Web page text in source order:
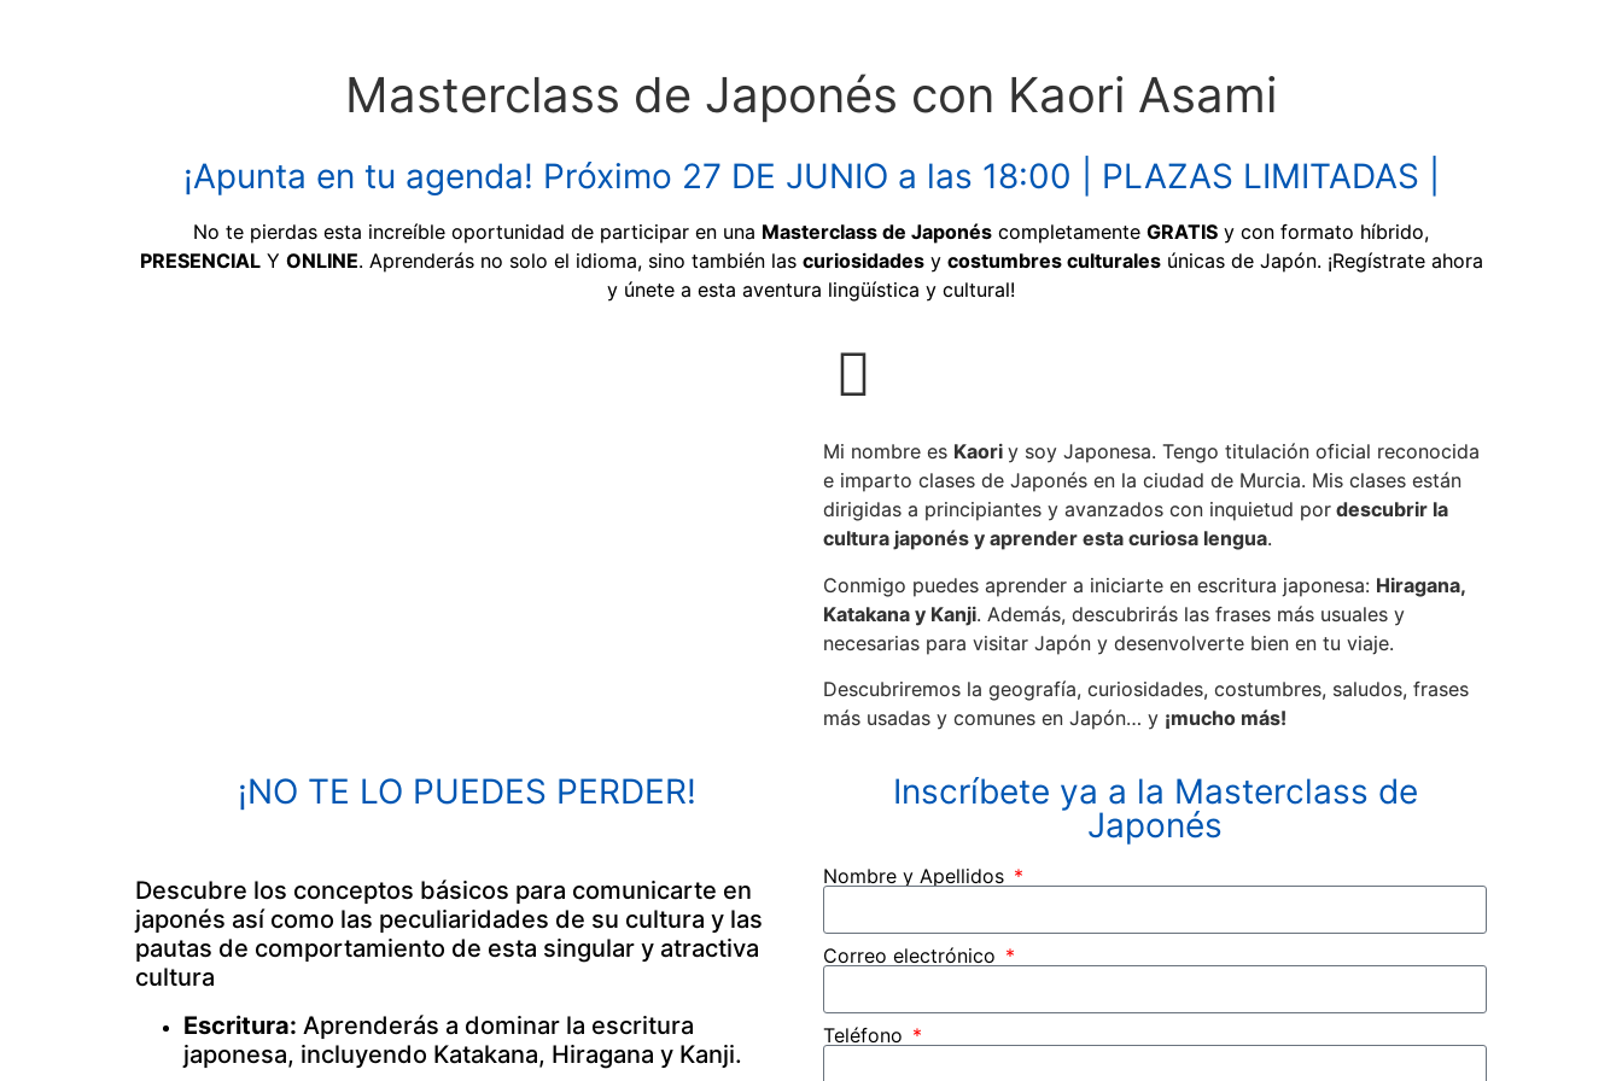
Masterclass de Japonés con Kaori Asami
¡Apunta en tu agenda! Próximo 27 DE JUNIO a las 18:00 | PLAZAS LIMITADAS |
No te pierdas esta increíble oportunidad de participar en una Masterclass de Japonés completamente GRATIS y con formato híbrido,
PRESENCIALY ONLINE. Aprenderás no solo el idioma, sino también las curiosidadesy costumbres culturalesúnicas de Japón. ¡Regístrate ahora
y únete a esta aventura lingüística y cultural!
Mi nombre es Kaori y soy Japonesa. Tengo titulación oficial reconocida
e imparto clases de Japonés en la ciudad de Murcia. Mis clases están
dirigidas a principiantes y avanzados con inquietud por descubrir la
cultura japonés y aprender esta curiosa lengua.
Conmigo puedes aprender a iniciarte en escritura japonesa: Hiragana,
Katakana y Kanji. Además, descubrirás las frases más usuales y
necesarias para visitar Japón y desenvolverte bien en tu viaje.
Descubriremos la geografía, curiosidades, costumbres, saludos, frases
más usadas y comunes en Japón… y ¡mucho más!
¡NO TE LO PUEDES PERDER!
Inscríbete ya a la Masterclass de
Japonés
Descubre los conceptos básicos para comunicarte en
japonés así como las peculiaridades de su cultura y las
pautas de comportamiento de esta singular y atractiva
cultura
Escritura: Aprenderás a dominar la escritura
japonesa, incluyendo Katakana, Hiragana y Kanji.
Nombre y Apellidos
Correo electrónico
Teléfono